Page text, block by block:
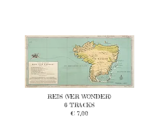
REIS (VER WONDER)
6 TRACKS
€ 7,00